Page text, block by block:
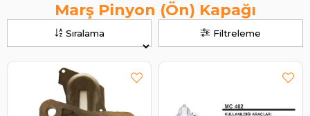
Filtreleme
Sıralama
Marş Pinyon (Ön) Kapağı